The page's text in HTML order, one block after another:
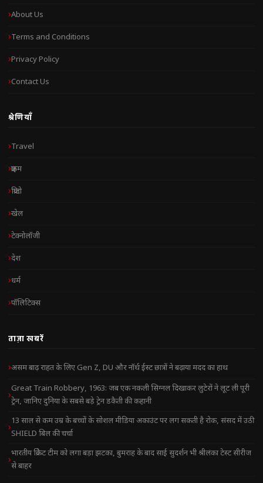
About Us
Terms and Conditions
Privacy Policy
Contact Us
श्रेणियाँ
Travel
क्राइम
क्रिप्टो
खेल
टेक्नोलॉजी
देश
धर्म
पॉलिटिक्स
ताज़ा खबरें
असम बाढ़ राहत के लिए Gen Z, DU और नॉर्थ ईस्ट छात्रों ने बढ़ाया मदद का हाथ
Great Train Robbery, 1963: जब एक नकली सिग्नल दिखाकर लुटेरों ने लूट ली पूरी
ट्रेन, जानिए दुनिया के सबसे बड़े ट्रेन डकैती की कहानी
13 साल से कम उम्र के बच्चों के सोशल मीडिया अकाउंट पर लग सकती है रोक, संसद में उठी
SHIELD बिल की चर्चा
भारतीय क्रिकेट टीम को लगा बड़ा झटका, बुमराह के बाद साई सुदर्शन भी श्रीलंका टेस्ट सीरीज
से बाहर